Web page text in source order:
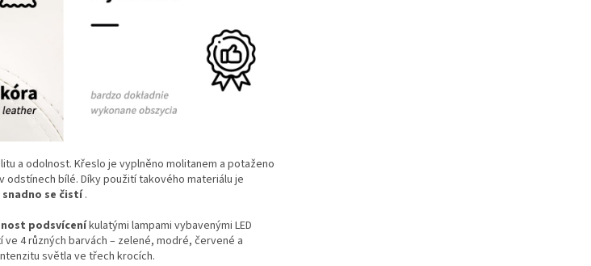
a odolnost.Křeslo je vyplněno molitanem a potaženo
odstínech bílé. Díky použití takového materiálu je
se čistí.
podsvíceníkulatými lampami vybavenými LED
ve 4 různých barvách – zelené, modré, červené a
světla ve třech krocích.